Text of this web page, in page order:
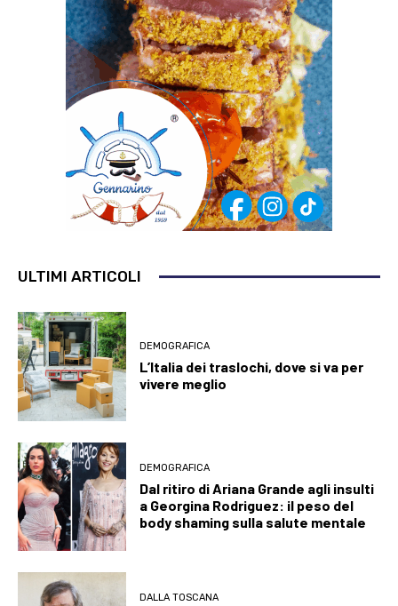
ULTIMI ARTICOLI
DEMOGRAFICA
L’Italia dei traslochi, dove si va per
vivere meglio
DEMOGRAFICA
Dal ritiro di Ariana Grande agli insulti
a Georgina Rodriguez: il peso del
body shaming sulla salute mentale
DALLA TOSCANA